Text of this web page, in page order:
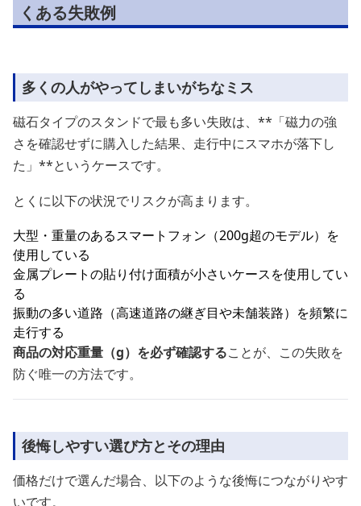
くある失敗例
多くの人がやってしまいがちなミス
磁石タイプのスタンドで最も多い失敗は、**「磁力の強
さを確認せずに購入した結果、走行中にスマホが落下し
た」**というケースです。
とくに以下の状況でリスクが高まります。
大型・重量のあるスマートフォン（200g超のモデル）を
使用している
金属プレートの貼り付け面積が小さいケースを使用してい
る
振動の多い道路（高速道路の継ぎ目や未舗装路）を頻繁に
走行する
商品の対応重量（g）を必ず確認することが、この失敗を
防ぐ唯一の方法です。
後悔しやすい選び方とその理由
価格だけで選んだ場合、以下のような後悔につながりやす
いです。